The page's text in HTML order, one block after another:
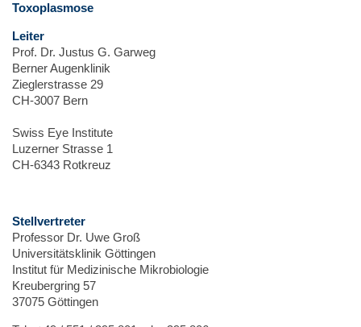
Toxoplasmose
Leiter
Prof. Dr. Justus G. Garweg
Berner Augenklinik
Zieglerstrasse 29
CH-3007 Bern
Swiss Eye Institute
Luzerner Strasse 1
CH-6343 Rotkreuz
Stellvertreter
Professor Dr. Uwe Groß
Universitätsklinik Göttingen
Institut für Medizinische Mikrobiologie
Kreubergring 57
37075 Göttingen